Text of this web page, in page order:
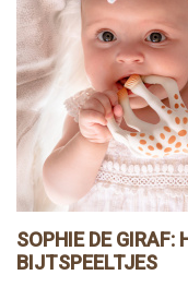
SOPHIE DE GIRAF:
BIJTSPEELTJES